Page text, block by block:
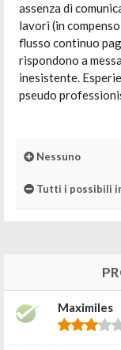
assenza di
lavori (in
flusso continuo
rispondono a
inesistente.
pseudo
Nessuno
Tutti i possibili
Maximiles